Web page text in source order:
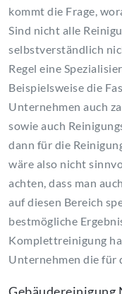
kommt die Frage,
Sind nicht alle
selbstverständlich
Regel eine
Beispielsweise die
Unternehmen auch
sowie auch
dann für die
wäre also nicht
achten, dass man
auf diesen Bereich
bestmögliche
Komplettreinigung
Unternehmen die für